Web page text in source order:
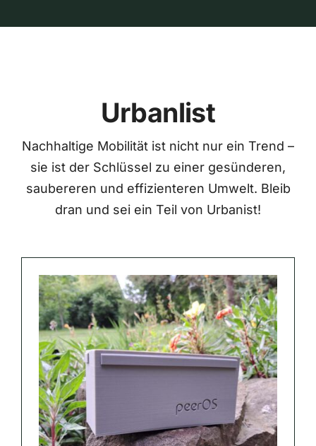
Urbanlist
Nachhaltige Mobilität ist nicht nur ein Trend –
sie ist der Schlüssel zu einer gesünderen,
saubereren und effizienteren Umwelt. Bleib
dran und sei ein Teil von Urbanist!